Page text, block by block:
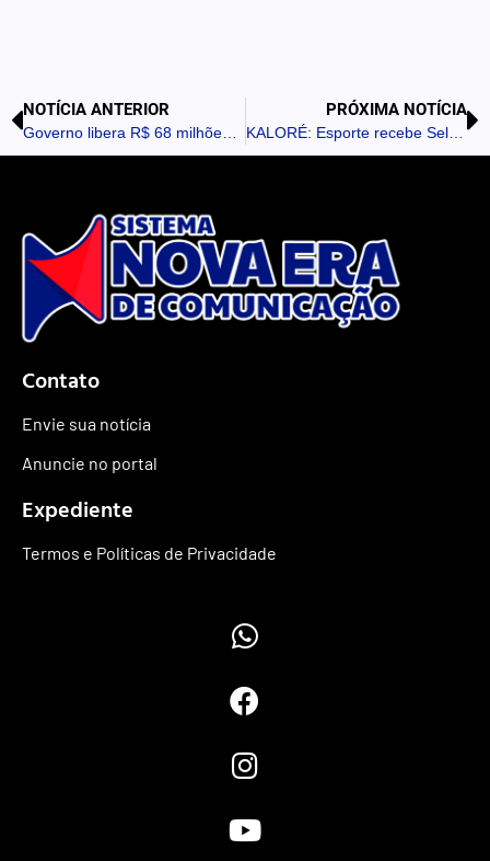
NOTÍCIA ANTERIOR
Governo libera R$ 68 milhões para obras em Marumbi
PRÓXIMA NOTÍCIA
KALORÉ: Esporte recebe Selo Prata do programa estadual “O Esporte que Queremos”
Contato
Envie sua notícia
Anuncie no portal
Expediente
Termos e Políticas de Privacidade